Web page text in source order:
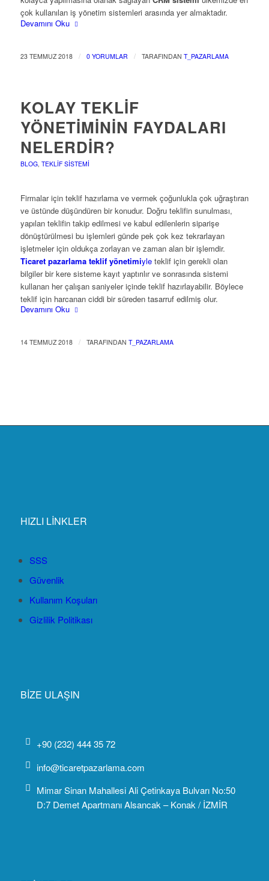
çok kullanılan iş yönetim sistemleri arasında yer almaktadır.
Devamını Oku
23 TEMMUZ 2018 / 0 YORUMLAR / TARAFINDAN T_PAZARLAMA
KOLAY TEKLIF
YÖNETIMININ FAYDALARI
NELERDIR?
BLOG, TEKLIF SISTEMI
Firmalar için teklif hazırlama ve vermek çoğunlukla çok uğraştıran
ve üstünde düşündüren bir konudur. Doğru teklifin sunulması,
yapılan teklifin takip edilmesi ve kabul edilenlerin siparişe
dönüştürülmesi bu işlemleri günde pek çok kez tekrarlayan
işletmeler için oldukça zorlayan ve zaman alan bir işlemdir.
Ticaret pazarlama teklif yönetimiyleteklif için gerekli olan
bilgiler bir kere sisteme kayıt yaptırılır ve sonrasında sistemi
kullanan her çalışan saniyeler içinde teklif hazırlayabilir. Böylece
teklif için harcanan ciddi bir süreden tasarruf edilmiş olur.
Devamını Oku
14 TEMMUZ 2018 / TARAFINDAN T_PAZARLAMA
HIZLI LİNKLER
SSS
Güvenlik
Kullanım Koşuları
Gizlilik Politikası
BİZE ULAŞIN
+90 (232) 444 35 72
info@ticaretpazarlama.com
Mimar Sinan Mahallesi Ali Çetinkaya Bulvarı No:50
D:7 Demet Apartmanı Alsancak – Konak / İZMİR